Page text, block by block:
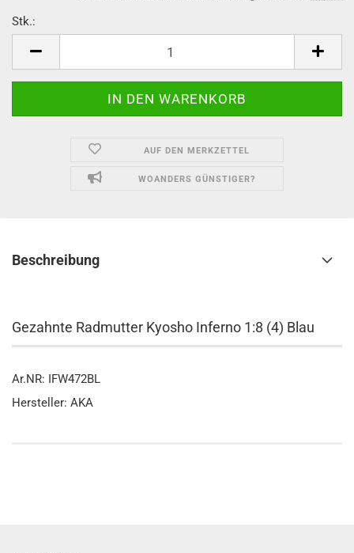
Stk.:
AUF DEN MERKZETTEL
WOANDERS GÜNSTIGER?
Beschreibung
Gezahnte Radmutter Kyosho Inferno 1:8 (4) Blau
Ar.NR: IFW472BL
Hersteller: AKA